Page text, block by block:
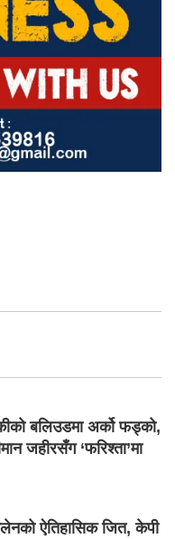
बलिउडमा अर्को फड्को,
जहीरसँग ‘फरिश्ता’मा
ऐतिहासिक जित, केपी